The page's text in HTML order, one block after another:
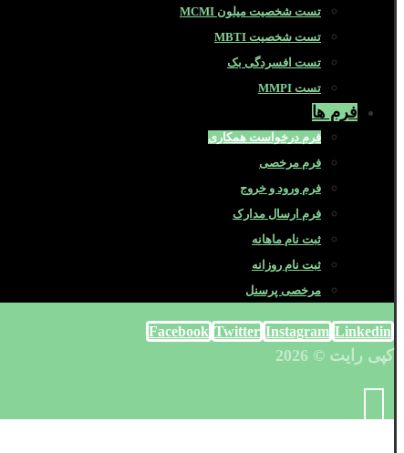
تست شخصیت میلون MCMI
تست شخصیت MBTI
تست افسردگی بک
تست MMPI
فرم ها
فرم درخواست همکاری
فرم مرخصی
فرم ورود و خروج
فرم ارسال مدارک
ثبت نام ماهانه
ثبت نام روزانه
مرخصی پرسنل
Facebook Twitter Instagram Linkedin
کپی رایت © 2026